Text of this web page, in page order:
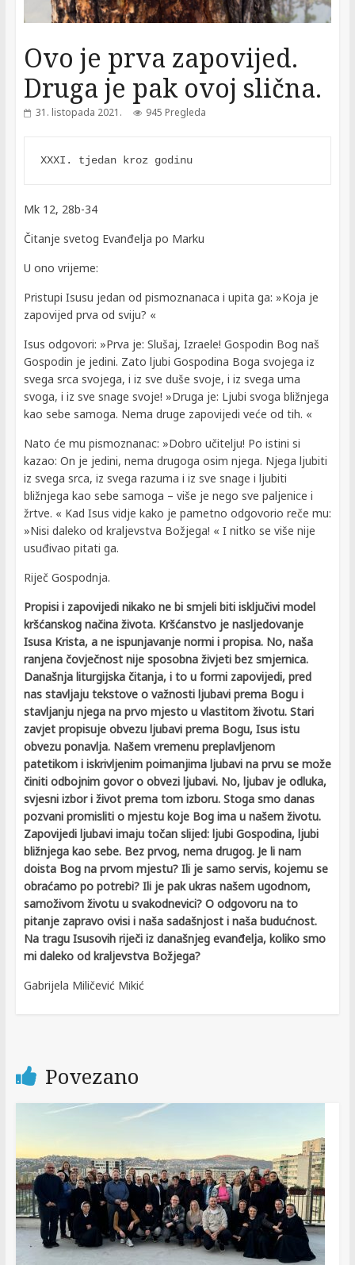
Ovo je prva zapovijed.
Druga je pak ovoj slična.
31. listopada 2021. 945 Pregleda
XXXI. tjedan kroz godinu
Mk 12, 28b-34
Čitanje svetog Evanđelja po Marku
U ono vrijeme:
Pristupi Isusu jedan od pismoznanaca i upita ga: »Koja je
zapovijed prva od sviju? «
Isus odgovori: »Prva je: Slušaj, Izraele! Gospodin Bog naš
Gospodin je jedini. Zato ljubi Gospodina Boga svojega iz
svega srca svojega, i iz sve duše svoje, i iz svega uma
svoga, i iz sve snage svoje! »Druga je: Ljubi svoga bližnjega
kao sebe samoga. Nema druge zapovijedi veće od tih. «
Nato će mu pismoznanac: »Dobro učitelju! Po istini si
kazao: On je jedini, nema drugoga osim njega. Njega ljubiti
iz svega srca, iz svega razuma i iz sve snage i ljubiti
bližnjega kao sebe samoga – više je nego sve paljenice i
žrtve. « Kad Isus vidje kako je pametno odgovorio reče mu:
»Nisi daleko od kraljevstva Božjega! « I nitko se više nije
usuđivao pitati ga.
Riječ Gospodnja.
Propisi i zapovijedi nikako ne bi smjeli biti isključivi model
kršćanskog načina života. Kršćanstvo je nasljedovanje
Isusa Krista, a ne ispunjavanje normi i propisa. No, naša
ranjena čovječnost nije sposobna živjeti bez smjernica.
Današnja liturgijska čitanja, i to u formi zapovijedi, pred
nas stavljaju tekstove o važnosti ljubavi prema Bogu i
stavljanju njega na prvo mjesto u vlastitom životu. Stari
zavjet propisuje obvezu ljubavi prema Bogu, Isus istu
obvezu ponavlja. Našem vremenu preplavljenom
patetikom i iskrivljenim poimanjima ljubavi na prvu se može
činiti odbojnim govor o obvezi ljubavi. No, ljubav je odluka,
svjesni izbor i život prema tom izboru. Stoga smo danas
pozvani promisliti o mjestu koje Bog ima u našem životu.
Zapovijedi ljubavi imaju točan slijed: ljubi Gospodina, ljubi
bližnjega kao sebe. Bez prvog, nema drugog. Je li nam
doista Bog na prvom mjestu? Ili je samo servis, kojemu se
obraćamo po potrebi? Ili je pak ukras našem ugodnom,
samoživom životu u svakodnevici? O odgovoru na to
pitanje zapravo ovisi i naša sadašnjost i naša budućnost.
Na tragu Isusovih riječi iz današnjeg evanđelja, koliko smo
mi daleko od kraljevstva Božjega?
Gabrijela Miličević Mikić
← Previous
Povezano